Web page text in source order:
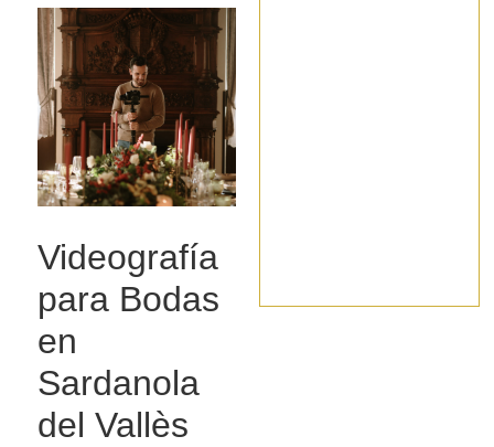
Videografía
para Bodas
en
Sardanola
del Vallès